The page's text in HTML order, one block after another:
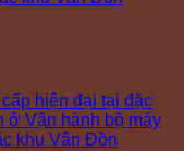
hiện đại tại đặc
ở Vận hành bộ máy
khu Vân Đồn